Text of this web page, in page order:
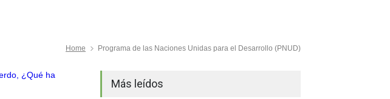
Home Programa de las Naciones Unidas para el Desarrollo (PNUD)
Más leídos